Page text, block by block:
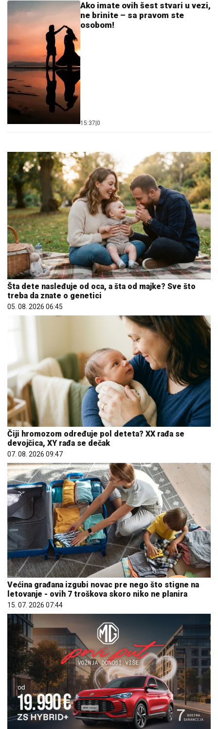
Ako imate ovih šest stvari u vezi,
ne brinite – sa pravom ste
osobom!
15:37 0
Šta dete nasleđuje od oca, a šta od majke? Sve što
treba da znate o genetici
05. 08. 2026 06:45
Čiji hromozom određuje pol deteta? XX rađa se
devojčica, XY rađa se dečak
07. 08. 2026 09:47
Većina građana izgubi novac pre nego što stigne na
letovanje - ovih 7 troškova skoro niko ne planira
15. 07. 2026 07:44